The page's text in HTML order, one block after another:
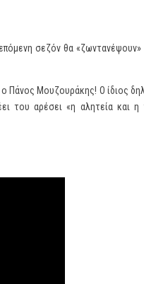
σεζόν θα
Μουζουράκης! Ο ίδιος
του αρέσει «η αλητεία και